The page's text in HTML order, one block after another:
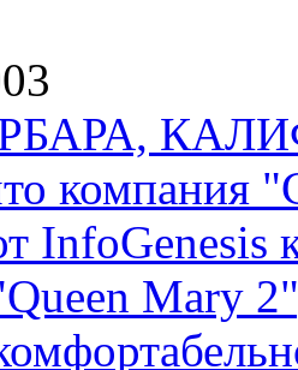
компания
InfoGenesis
Mary